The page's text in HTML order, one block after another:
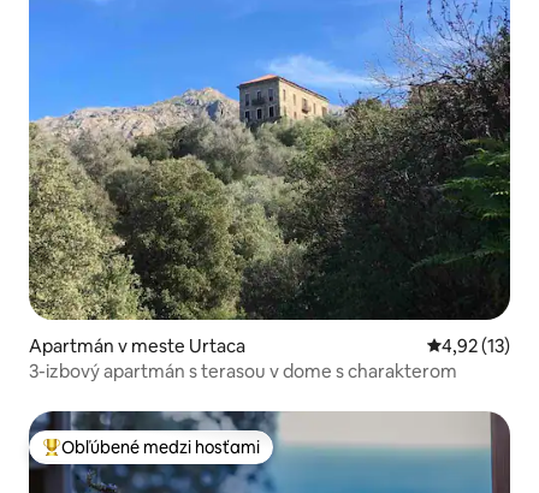
Apartmán v meste Urtaca Priemerné
4,92 (13)
3-izbový apartmán s terasou v dome s charakterom
Najobľúbenejšie medzi hosťami
Obľúbené medzi hosťami